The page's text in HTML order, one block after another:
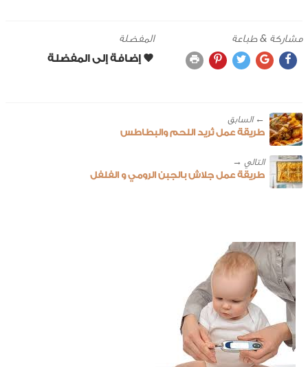
مشاركة & طباعة المفضلة
← ‎السابق
طريقة عمل ثريد اللحم والبطاطس
طريقة عمل جلاش بالجبن الرومي و الفلفل